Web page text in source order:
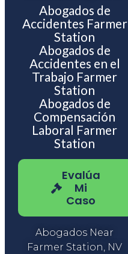
Abogados de
Accidentes Farmer
Station
Abogados de
Accidentes en el
Trabajo Farmer
Station
Abogados de
Compensación
Laboral Farmer
Station
Evalúa
Mi
Caso
Abogados Near
Farmer Station, NV